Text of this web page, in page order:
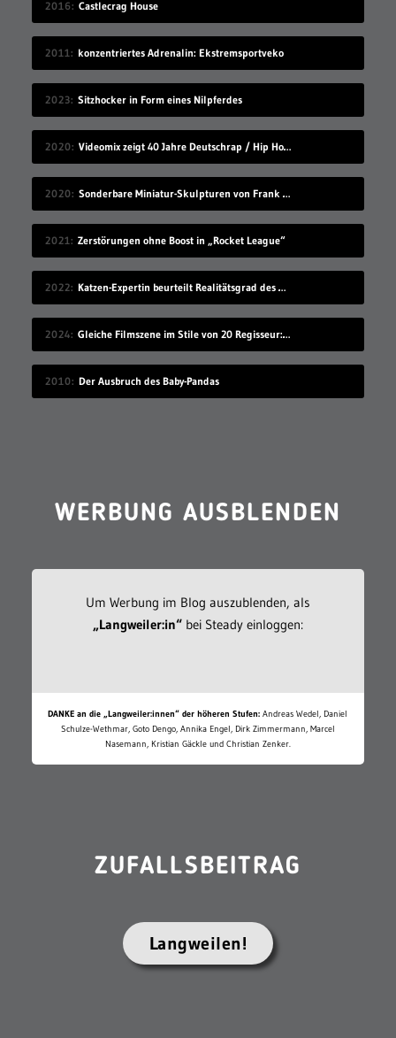
2016 Castlecrag House
2011 konzentriertes Adrenalin: Ekstremsportveko
2023 Sitzhocker in Form eines Nilpferdes
2020 Videomix zeigt 40 Jahre Deutschrap / Hip Hop in 7:30 Minuten
2020 Sonderbare Miniatur-Skulpturen von Frank Kunert
2021 Zerstörungen ohne Boost in „Rocket League“
2022 Katzen-Expertin beurteilt Realitätsgrad des Verhaltens in „Stray“
2024 Gleiche Filmszene im Stile von 20 Regisseur:innen
2010 Der Ausbruch des Baby-Pandas
WERBUNG AUSBLENDEN
Um Werbung im Blog auszublenden, als
„Langweiler:in“bei Steady einloggen:
DANKE an die „Langweiler:innen“ der höheren Stufen: Andreas Wedel, Daniel
Schulze-Wethmar, Goto Dengo, Annika Engel, Dirk Zimmermann, Marcel
Nasemann, Kristian Gäckle und Christian Zenker.
ZUFALLSBEITRAG
Langweilen!